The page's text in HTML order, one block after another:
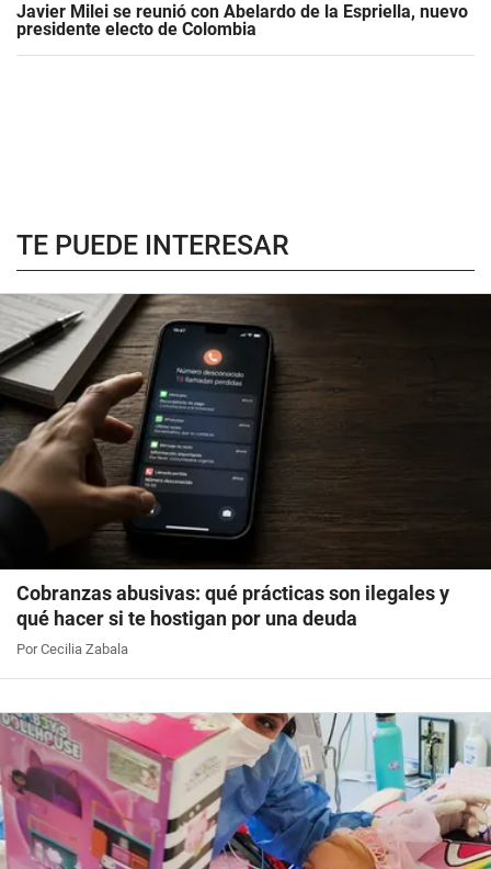
Javier Milei se reunió con Abelardo de la Espriella, nuevo
presidente electo de Colombia
TE PUEDE INTERESAR
Cobranzas abusivas: qué prácticas son ilegales y
qué hacer si te hostigan por una deuda
Por Cecilia Zabala